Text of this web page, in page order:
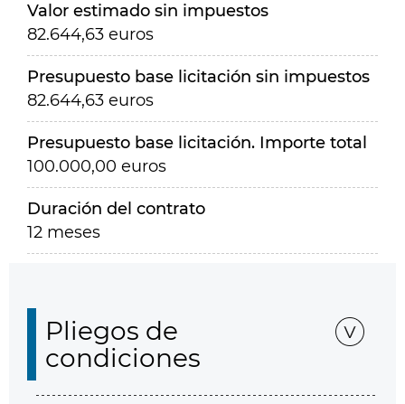
Valor estimado sin impuestos
82.644,63 euros
Presupuesto base licitación sin impuestos
82.644,63 euros
Presupuesto base licitación. Importe total
100.000,00 euros
Duración del contrato
12 meses
Pliegos de
condiciones